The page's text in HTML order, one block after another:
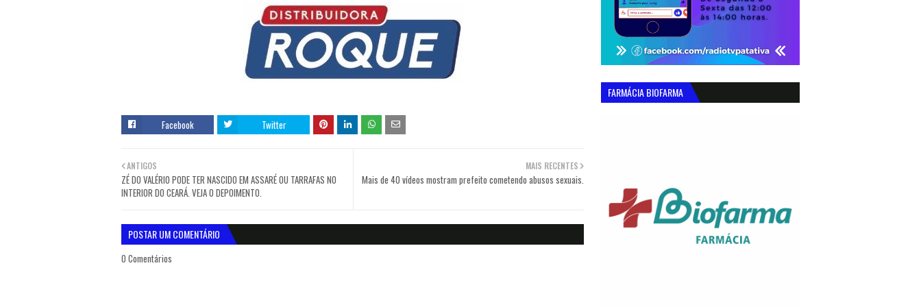
Facebook Twitter
MAIS RECENTES
Mais de 40 vídeos mostram prefeito cometendo abusos sexuais.
ANTIGOS
ZÉ DO VALÉRIO PODE TER NASCIDO EM ASSARÉ OU TARRAFAS NO
INTERIOR DO CEARÁ. VEJA O DEPOIMENTO.
POSTAR UM COMENTÁRIO
0 Comentários
FARMÁCIA BIOFARMA